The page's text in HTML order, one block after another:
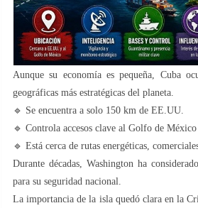
Aunque su economía es pequeña, Cuba
geográficas más estratégicas del planeta.
🔹 Se encuentra a solo 150 km de EE.UU.
🔹 Controla accesos clave al Golfo de
🔹 Está cerca de rutas energéticas,
Durante décadas, Washington ha
para su seguridad nacional.
La importancia de la isla quedó clara en la